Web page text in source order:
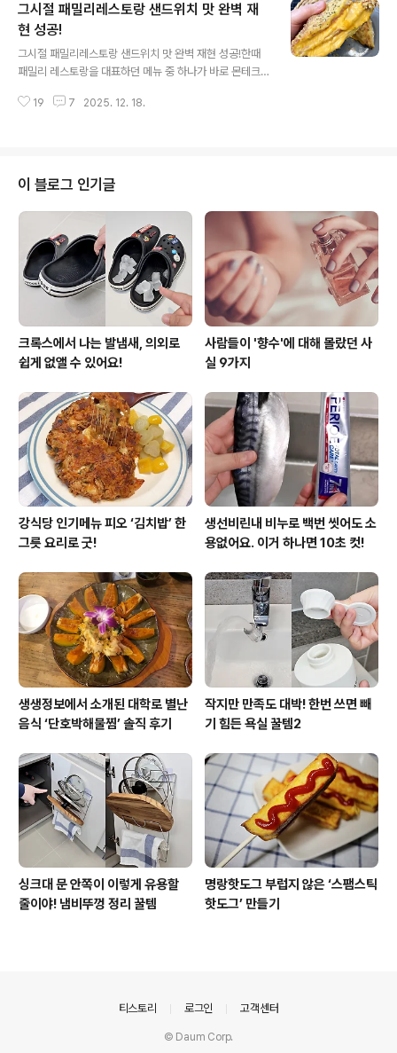
획 중이시라면 디저트 메뉴로 이건 꼭 한번 추천드릴게요~
테이블 분위기까지 확 살려주는 눈꽃고구마 만들어봐요^^
재료는 고구마, 마시멜로, 버터, 잼, 견과류, 시나몬가루 준
비했어요. 먼저 고구마는 삶아서 부드럽게 으깨주세요. 저
오더라고요. 으깬 고구마에 버터2큰술, 잼2큰술, 시나몬가
그시절 패밀리레스토랑 샌드위치 맛 완벽 재
현 성공!
그시절 패밀리레스토랑 샌드위치 맛 완벽 재현 성공!한때
패밀리 레스토랑을 대표하던 메뉴 중 하나가 바로 몬테크
먹어본 사람은 없다는 이 말에 100% 공감하는 분들 많으
접 만들어 먹으면 더 꿀맛이에요^^ 재료는 식빵, 달걀, 슬라
이스치즈, 슬라이스햄, 딸기잼, 빵가루 준비했어요. 식빵 3
장을 준비해 테두리를 깔끔하게 잘라주세요. 첫번째 식빵
한쪽 면에 딸기잼을 골고루 발라주세요. 블루베리나 포도
잼도 잘 어울리더라고요. 잼 위에 슬라이스치즈를 2장 올
려주세..
19 7 2025. 12. 18.
이 블로그 인기글
크록스에서 나는 발냄새, 의외로
쉽게 없앨 수 있어요!
사람들이 '향수'에 대해 몰랐던 사
실 9가지
강식당 인기메뉴 피오 ‘김치밥’ 한
그릇 요리로 굿!
생선비린내 비누로 백번 씻어도 소
용없어요. 이거 하나면 10초 컷!
생생정보에서 소개된 대학로 별난
음식 ‘단호박해물찜’ 솔직 후기
작지만 만족도 대박! 한번 쓰면 빼
기 힘든 욕실 꿀템2
싱크대 문 안쪽이 이렇게 유용할
줄이야! 냄비뚜껑 정리 꿀템
명랑핫도그 부럽지 않은 ‘스팸스틱
핫도그’ 만들기
티스토리 로그인 고객센터
© Daum Corp.